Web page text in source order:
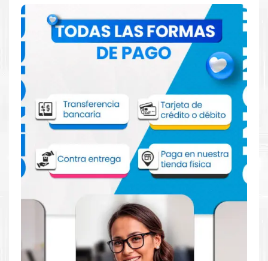
Comprar Tinta Canon PFI-104M Magenta
para impresora iPF650 iPF655 iPF750
iPF755
Aprovecha nuestra experiencia y atención para adquirir tus
productos. Tenemos promociones todos los dias. Escríbenos o
visítanos hoy para encontrar la solución perfecta para tu
impresoraCanon , como laTinta Canon PFI-104M Magenta
para impresora iPF650 iPF655 iPF750 iPF755